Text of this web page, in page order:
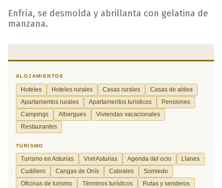
Enfría, se desmolda y abrillanta con gelatina de
manzana.